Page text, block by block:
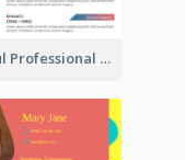
Coloful Professional Distinguished Resume